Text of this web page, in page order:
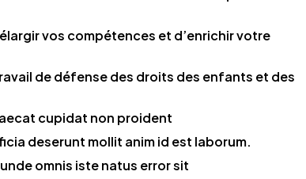
vos compétences et d’enrichir votre
de défense des droits des enfants et des
cupidat non proident
deserunt mollit anim id est laborum.
omnis iste natus error sit